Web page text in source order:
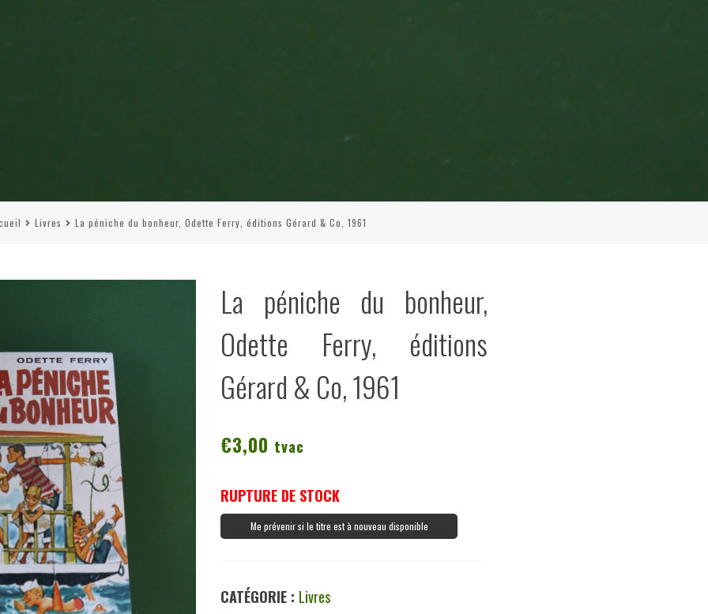
Livres La péniche du bonheur, Odette Ferry, éditions Gérard & Co, 1961
La péniche du bonheur,
Odette Ferry, éditions
Gérard & Co, 1961
€3,00 tvac
RUPTURE DE STOCK
Me prévenir si le titre est à nouveau disponible
CATÉGORIE : Livres